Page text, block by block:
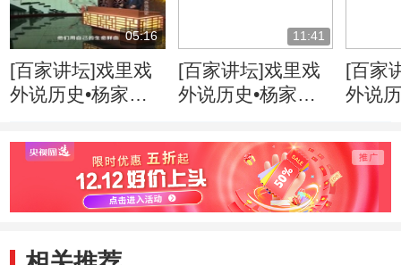
05:16
[百家讲坛]戏里戏
外说历史•杨家将
11:41
[百家讲坛]戏里戏
外说历史•杨家将
[百家
外说